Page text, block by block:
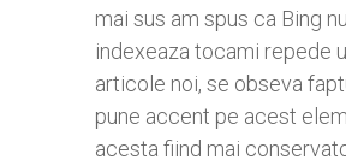
mai sus am spus ca Bing nu
indexeaza tocami repede
articole noi, se obseva
pune accent pe acest
acesta fiind mai